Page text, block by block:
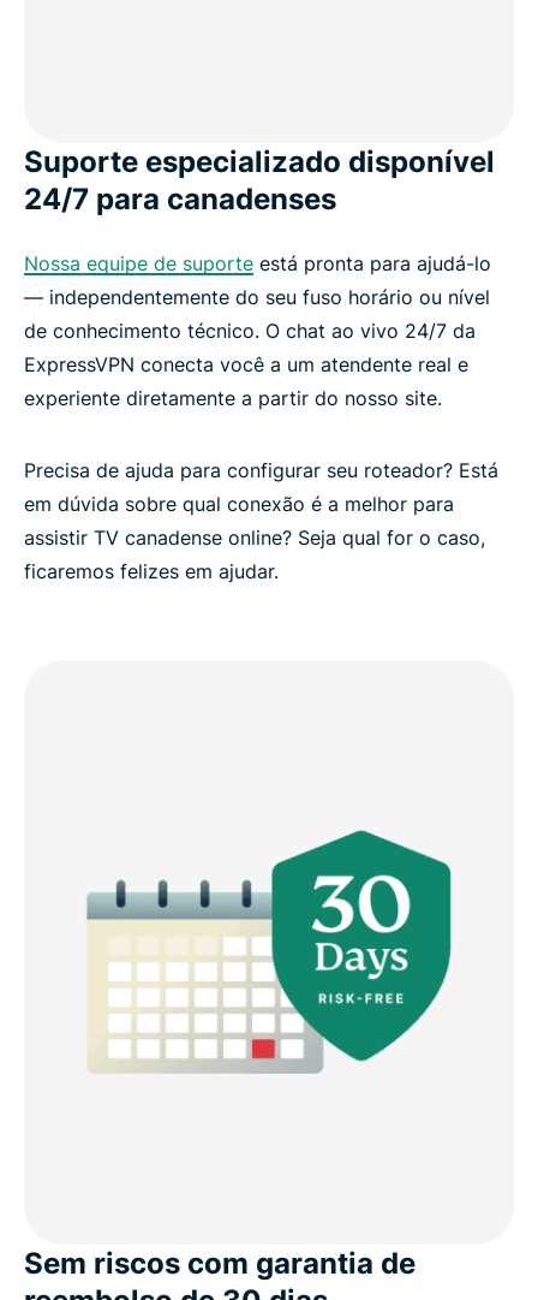
Suporte especializado disponível
24/7 para canadenses
Nossa equipe de suporte está pronta para ajudá-lo
— independentemente do seu fuso horário ou nível
de conhecimento técnico. O chat ao vivo 24/7 da
ExpressVPN conecta você a um atendente real e
experiente diretamente a partir do nosso site.
Precisa de ajuda para configurar seu roteador? Está
em dúvida sobre qual conexão é a melhor para
assistir TV canadense online? Seja qual for o caso,
ficaremos felizes em ajudar.
Sem riscos com garantia de